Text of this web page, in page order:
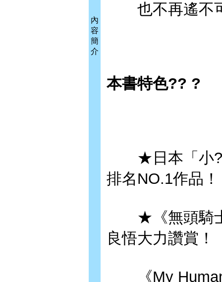
內
容
簡
介
也不再遙不
本書特色?? ?
★日本「小?
排名NO.1作品！
★《無頭騎士
良悟大力讚賞！
《My